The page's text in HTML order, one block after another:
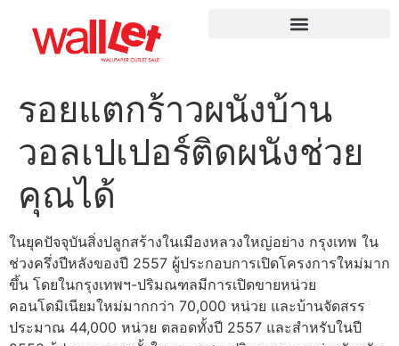
รอยแตกร้าวผนังบ้าน
วอลเปเปอร์ติดผนังช่วย
คุณได้
ในยุคปัจจุบันสิ่งปลูกสร้างในเมืองหลวงใหญ่อย่าง กรุงเทพ ใน
ช่วงครึ่งปีหลังของปี 2557 ผู้ประกอบการเปิดโครงการใหม่มาก
ขึ้น โดยในกรุงเทพฯ-ปริมณฑลมีการเปิดขายหน่วย
คอนโดมิเนียมใหม่มากกว่า 70,000 หน่วย และบ้านจัดสรร
ประมาณ 44,000 หน่วย ตลอดทั้งปี 2557 และสำหรับในปี